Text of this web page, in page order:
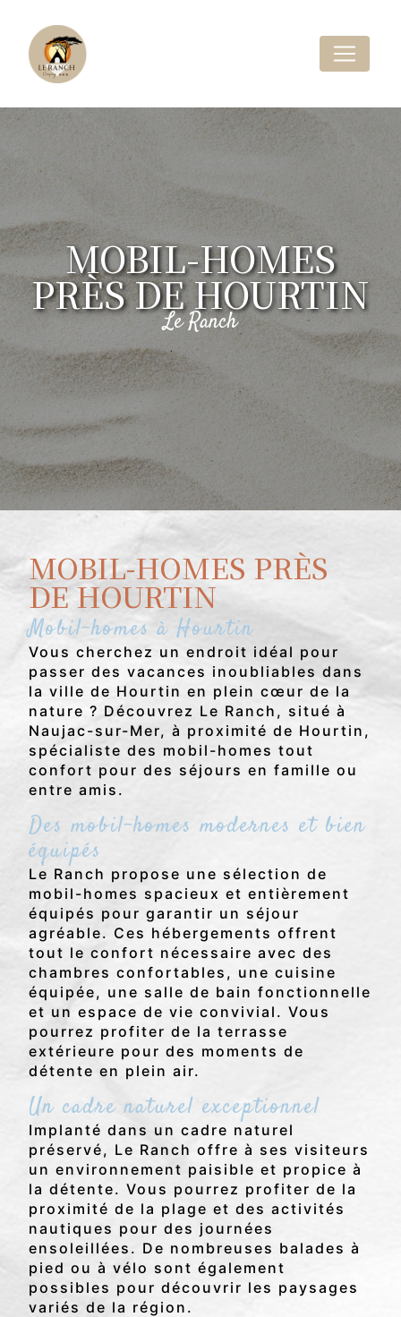
MOBIL-HOMES
PRÈS DE HOURTIN
Le Ranch
MOBIL-HOMES PRÈS
DE HOURTIN
Mobil-homes à Hourtin
Vous cherchez un endroit idéal pour
passer des vacances inoubliables dans
la ville de Hourtin en plein cœur de la
nature ? Découvrez Le Ranch, situé à
Naujac-sur-Mer, à proximité de Hourtin,
spécialiste des mobil-homes tout
confort pour des séjours en famille ou
entre amis.
Des mobil-homes modernes et bien
équipés
Le Ranch propose une sélection de
mobil-homes spacieux et entièrement
équipés pour garantir un séjour
agréable. Ces hébergements offrent
tout le confort nécessaire avec des
chambres confortables, une cuisine
équipée, une salle de bain fonctionnelle
et un espace de vie convivial. Vous
pourrez profiter de la terrasse
extérieure pour des moments de
détente en plein air.
Un cadre naturel exceptionnel
Implanté dans un cadre naturel
préservé, Le Ranch offre à ses visiteurs
un environnement paisible et propice à
la détente. Vous pourrez profiter de la
proximité de la plage et des activités
nautiques pour des journées
ensoleillées. De nombreuses balades à
pied ou à vélo sont également
possibles pour découvrir les paysages
variés de la région.